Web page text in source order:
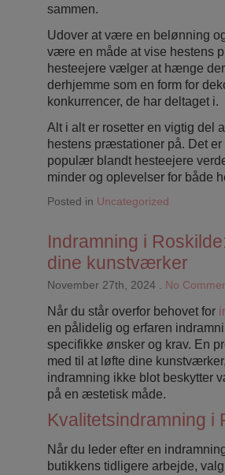
sammen.
Udover at være en belønning
være en måde at vise hestens
hesteejere vælger at hænge
derhjemme som en form for
konkurrencer, de har deltaget i.
Alt i alt er rosetter en vigtig del
hestens præstationer på. Det
populær blandt hesteejere
minder og oplevelser for både
Posted in Uncategorized
Indramning i
dine kunstværker
November 27th, 2024 No
Når du står overfor behovet for
en pålidelig og erfaren
specifikke ønsker og krav. En
med til at løfte dine
indramning ikke blot beskytter
på en æstetisk måde.
Kvalitetsindramning i
Når du leder efter en
butikkens tidligere arbejde,